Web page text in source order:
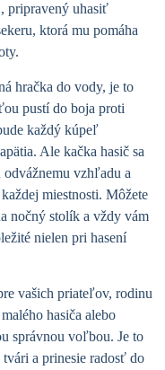
pripravený uhasiť
ktorá mu pomáha
hračka do vody, je to
pustí do boja proti
každý kúpeľ
Ale kačka hasič sa
vzhľadu a
miestnosti. Môžete
nočný stolík a vždy vám
nielen pri hasení
vašich priateľov, rodinu
hasiča alebo
správnou voľbou. Je to
a prinesie radosť do